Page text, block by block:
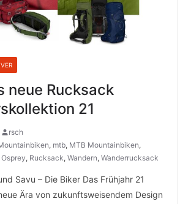
neue Rucksack
21
rsch
, mtb, MTB Mountainbiken,
Osprey, Rucksack, Wandern, Wanderrucksack
Savu – Die Biker Das Frühjahr 21
Ära von zukunftsweisendem Design